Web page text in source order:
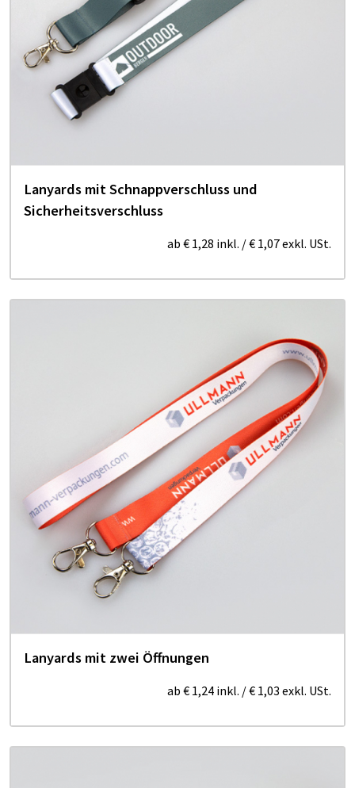
Lanyards mit Schnappverschluss und
Sicherheitsverschluss
ab € 1,28 inkl. /€ 1,07exkl. USt.
Lanyards mit zwei Öffnungen
ab € 1,24 inkl. /€ 1,03 exkl. USt.